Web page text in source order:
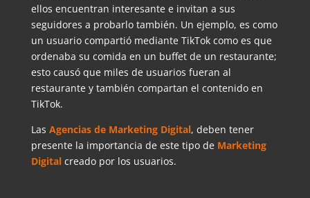
ellos encuentran interesante e invitan a sus
seguidores a probarlo también. Un ejemplo, es como
un usuario compartió mediante TikTok como es que
ordenaba su comida en un buffet de un restaurante;
esto causó que miles de usuarios fueran al
restaurante y también compartan el contenido en
TikTok.
Las Agencias de Marketing Digital, deben tener
presente la importancia de este tipo de Marketing
Digitalcreado por los usuarios.